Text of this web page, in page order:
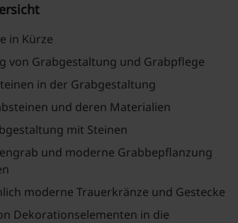
in Kürze
von Grabgestaltung und Grabpflege
in der Grabgestaltung
und deren Materialien
mit Steinen
und moderne Grabbepflanzung
moderne Trauerkränze und Gestecke
Dekorationselementen in die